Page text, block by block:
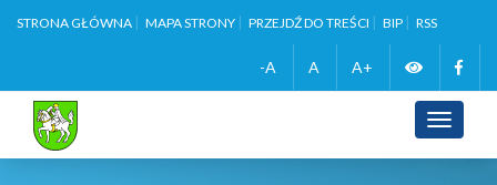
STRONA GŁÓWNA MAPA STRONY PRZEJDŹ DO TREŚCI BIP RSS
-A A A+ Zmień
wersję
Toggle